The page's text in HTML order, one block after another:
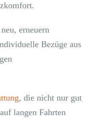
erneuern
Bezüge aus
, die nicht nur gut
langen Fahrten